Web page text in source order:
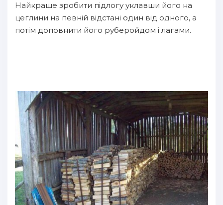
Найкраще зробити підлогу уклавши його на
цеглини на певній відстані один від одного, а
потім доповнити його руберойдом і лагами.